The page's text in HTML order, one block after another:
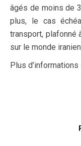
âgés de moins de
plus, le cas
transport, plafonné
sur le monde
Plus d’informations